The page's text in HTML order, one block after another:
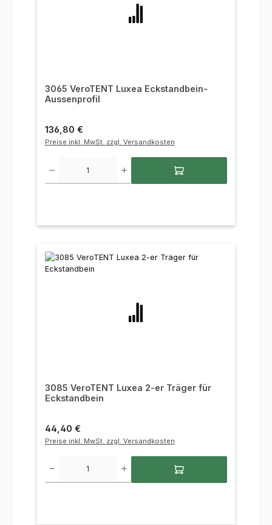
3065 VeroTENT Luxea Eckstandbein-
Aussenprofil
Regulärer Preis:
136,80 €
Preise inkl. MwSt. zzgl. Versandkosten
3085 VeroTENT Luxea 2-er Träger für
Eckstandbein
Regulärer Preis:
44,40 €
Preise inkl. MwSt. zzgl. Versandkosten